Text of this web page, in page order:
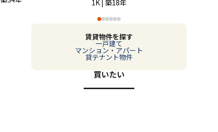
1K | 築18年
賃貸物件を探す
一戸建て
マンション・アパート
貸テナント物件
買いたい